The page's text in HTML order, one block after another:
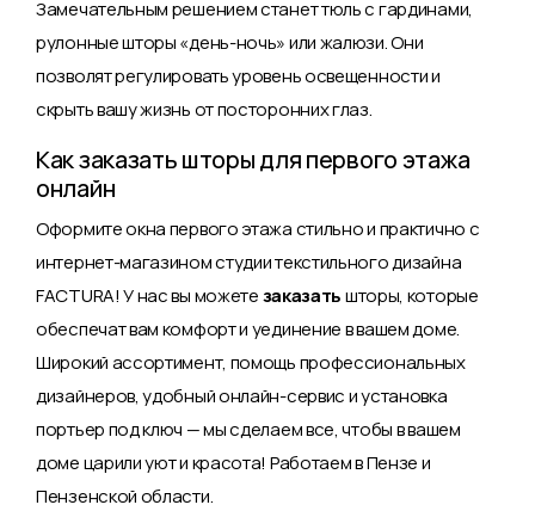
Замечательным решением станет тюль с гардинами,
рулонные шторы «день-ночь» или жалюзи. Они
позволят регулировать уровень освещенности и
скрыть вашу жизнь от посторонних глаз.
Как заказать шторы для первого этажа
онлайн
Оформите окна первого этажа стильно и практично с
интернет-магазином студии текстильного дизайна
FACTURA! У нас вы можетезаказатьшторы, которые
обеспечат вам комфорт и уединение в вашем доме.
Широкий ассортимент, помощь профессиональных
дизайнеров, удобный онлайн-сервис и установка
портьер под ключ — мы сделаем все, чтобы в вашем
доме царили уют и красота! Работаем в Пензе и
Пензенской области.